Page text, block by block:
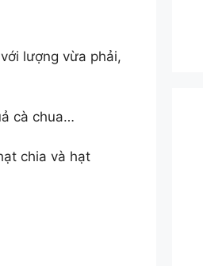
lượng vừa phải,
cà chua…
chia và hạt